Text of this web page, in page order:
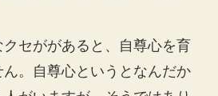
セががあると、自尊心を育
。自尊心というとなんだか